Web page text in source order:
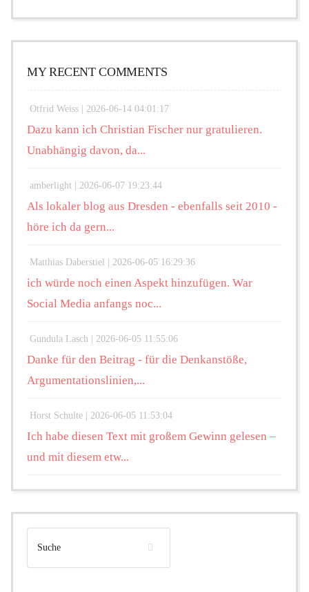
MY RECENT COMMENTS
Otfrid Weiss | 2026-06-14 04:01:17
Dazu kann ich Christian Fischer nur gratulieren.
Unabhängig davon, da...
amberlight | 2026-06-07 19:23:44
Als lokaler blog aus Dresden - ebenfalls seit 2010 -
höre ich da gern...
Matthias Daberstiel | 2026-06-05 16:29:36
ich würde noch einen Aspekt hinzufügen. War
Social Media anfangs noc...
Gundula Lasch | 2026-06-05 11:55:06
Danke für den Beitrag - für die Denkanstöße,
Argumentationslinien,...
Horst Schulte | 2026-06-05 11:53:04
Ich habe diesen Text mit großem Gewinn gelesen –
und mit diesem etw...